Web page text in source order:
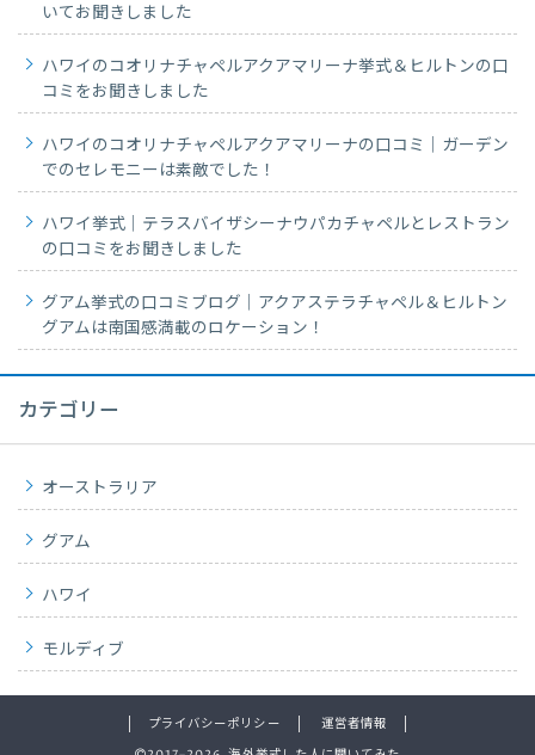
いてお聞きしました
ハワイのコオリナチャペルアクアマリーナ挙式＆ヒルトンの口
コミをお聞きしました
ハワイのコオリナチャペルアクアマリーナの口コミ｜ガーデン
でのセレモニーは素敵でした！
ハワイ挙式｜テラスバイザシーナウパカチャペルとレストラン
の口コミをお聞きしました
グアム挙式の口コミブログ｜アクアステラチャペル＆ヒルトン
グアムは南国感満載のロケーション！
カテゴリー
オーストラリア
グアム
ハワイ
モルディブ
プライバシーポリシー
運営者情報